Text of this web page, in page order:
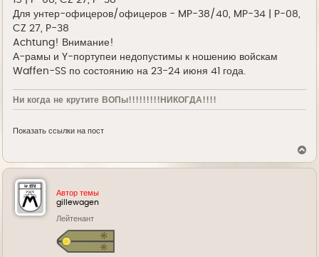
Для унтер-офицеров/офицеров - MP-38/40, MP-34 | P-08,
CZ 27, P-38
Achtung! Внимание!
А-рамы и Y-портупеи недопустимы к ношению войскам
Waffen-SS по состоянию на 23-24 июня 41 года.
Ни когда не крутите ВОПы!!!!!!!!!НИКОГДА!!!!
Показать ссылки на пост
р
Автор темы
gillewagen
Лейтенант